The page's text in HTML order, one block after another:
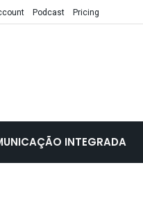
Podcast
Pricing
INTEGRADA